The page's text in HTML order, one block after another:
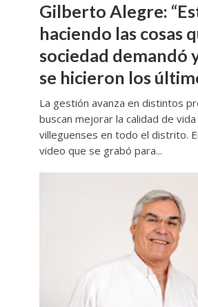
Gilberto Alegre:
haciendo las cosas
sociedad demandó
se hicieron los
La gestión avanza en distintos
buscan mejorar la calidad de
villeguenses en todo el distrito.
video que se grabó para...